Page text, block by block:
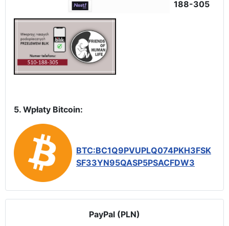
188-305
5. Wpłaty Bitcoin:
BTC:BC1Q9PVUPLQ074PKH3FSK
SF33YN95QASP5PSACFDW3
PayPal (PLN)